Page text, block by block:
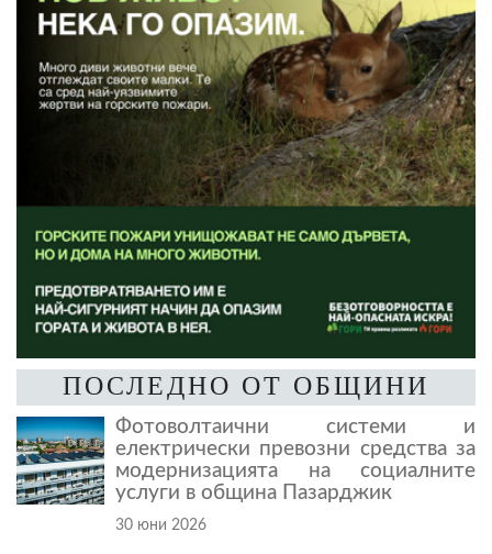
ПОСЛЕДНО ОТ ОБЩИНИ
Фотоволтаични системи и
електрически превозни средства за
модернизацията на социалните
услуги в община Пазарджик
30 юни 2026